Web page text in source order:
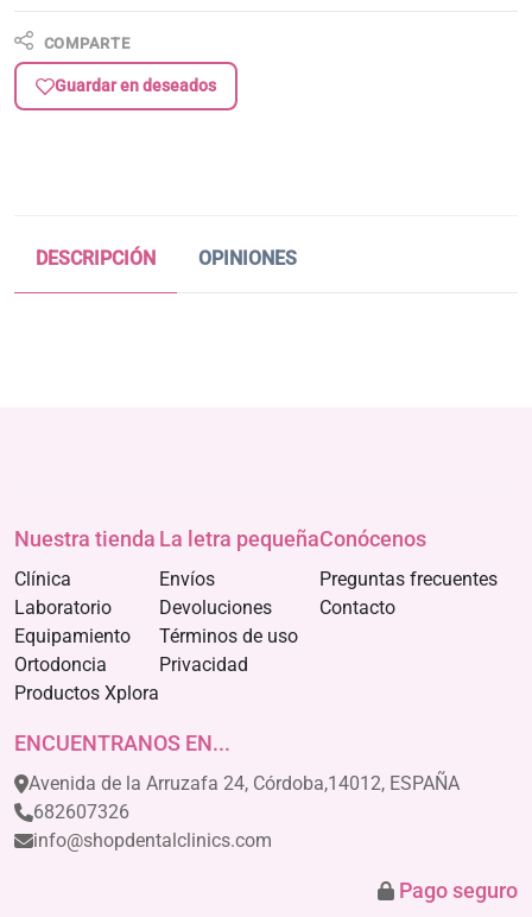
COMPARTE
Guardar en deseados
DESCRIPCIÓN OPINIONES
Nuestra tienda
Clínica
Laboratorio
Equipamiento
Ortodoncia
Productos Xplora
La letra pequeña
Envíos
Devoluciones
Términos de uso
Privacidad
Conócenos
Preguntas frecuentes
Contacto
ENCUENTRANOS EN...
Avenida de la Arruzafa 24, Córdoba,14012, ESPAÑA
682607326
info@shopdentalclinics.com
Pago seguro